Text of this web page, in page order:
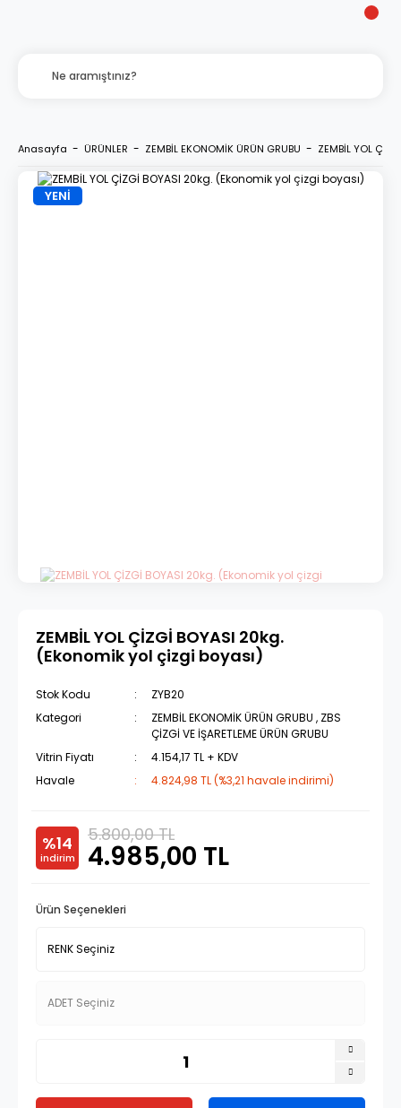
Anasayfa ÜRÜNLER ZEMBİL EKONOMİK ÜRÜN GRUBU ZEMBİL YOL
YENİ
ZEMBİL YOL ÇİZGİ BOYASI 20kg.
(Ekonomik yol çizgi boyası)
Stok Kodu
ZYB20
Kategori
ZEMBİL EKONOMİK ÜRÜN GRUBU , ZBS
ÇİZGİ VE İŞARETLEME ÜRÜN GRUBU
Vitrin Fiyatı
4.154,17 TL + KDV
Havale
4.824,98 TL (%3,21 havale indirimi)
%14
indirim
5.800,00 TL
4.985,00 TL
Ürün Seçenekleri